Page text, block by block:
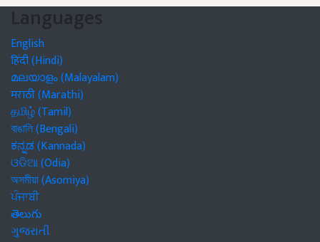
Languages
English
हिंदी (Hindi)
മലയാളം (Malayalam)
मराठी (Marathi)
தமிழ் (Tamil)
বাঙালি (Bengali)
ಕನ್ನಡ (Kannada)
ଓଡିଆ (Odia)
অসমীয়া (Asomiya)
ਪੰਜਾਬੀ
తెలుగు
ગુજરાતી